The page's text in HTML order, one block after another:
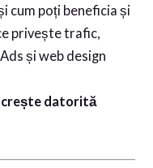
cum poți beneficia și
privește trafic,
și web design
crește datorită